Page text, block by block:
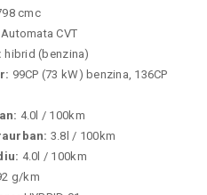
cmc
Automata CVT
hibrid (benzina)
99CP (73 kW) benzina, 136CP
4.0l / 100km
3.8l / 100km
4.0l / 100km
g/km